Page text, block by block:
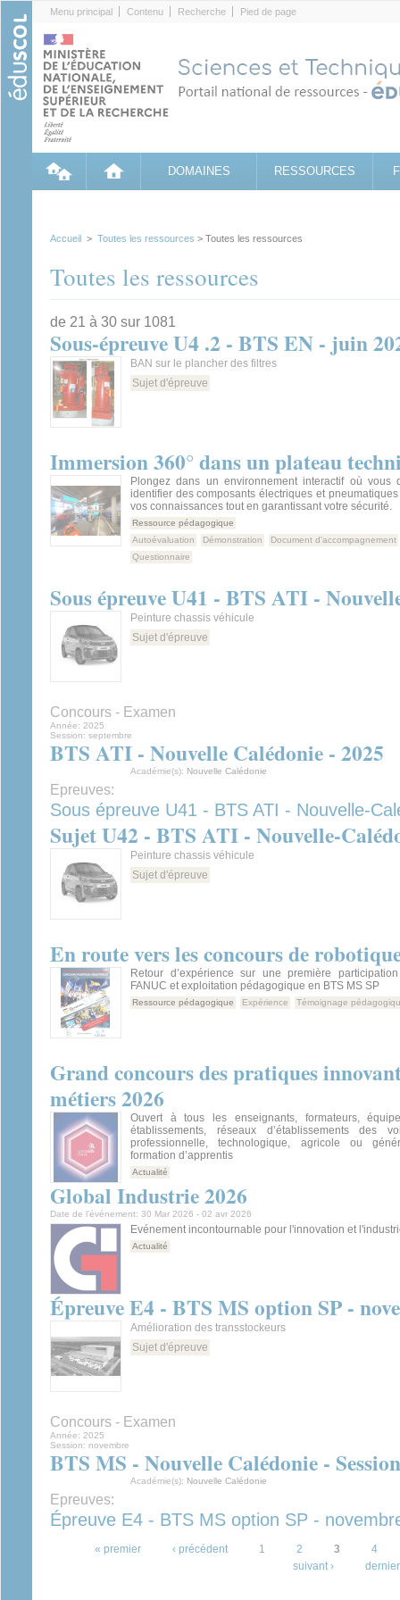
Menu principal Contenu Recherche Pied de page
DOMAINES RESSOURCES
Accueil > Toutes les ressources > Toutes les ressources
Toutes les ressources
de 21 à 30 sur 1081
Sous-épreuve U4 .2 - BTS EN - juin
BAN sur le plancher des filtres
Sujet d'épreuve
Immersion 360° dans un plateau
Plongez dans un environnement interactif où vous
identifier des composants électriques et
vos connaissances tout en garantissant votre sécurité.
Ressource pédagogique
Autoévaluation
Démonstration
Document d'accompagnement
Questionnaire
Sous épreuve U41 - BTS ATI -
Peinture chassis véhicule
Sujet d'épreuve
Concours - Examen
Année: 2025
Session: septembre
BTS ATI - Nouvelle Calédonie - 2025
Académie(s): Nouvelle Calédonie
Epreuves:
Sous épreuve U41 - BTS ATI - Nouvelle-
Sujet U42 - BTS ATI - Nouvelle-
Peinture chassis véhicule
Sujet d'épreuve
En route vers les concours de
Retour d’expérience sur une première
FANUC et exploitation pédagogique en BTS MS SP
Ressource pédagogique Expérience Témoignage
Grand concours des pratiques
métiers 2026
Ouvert à tous les enseignants, formateurs,
établissements, réseaux d’établissements des
professionnelle, technologique, agricole ou
formation d’apprentis
Actualité
Global Industrie 2026
Date de l’événement: 30 Mar 2026 - 02 avr 2026
Evénement incontournable pour l'innovation et
Actualité
Épreuve E4 - BTS MS option SP -
Amélioration des transstockeurs
Sujet d'épreuve
Concours - Examen
Année: 2025
Session: novembre
BTS MS - Nouvelle Calédonie -
Académie(s): Nouvelle Calédonie
Epreuves:
Épreuve E4 - BTS MS option SP -
« premier ‹ précédent 1 2 3
4
suivant ›